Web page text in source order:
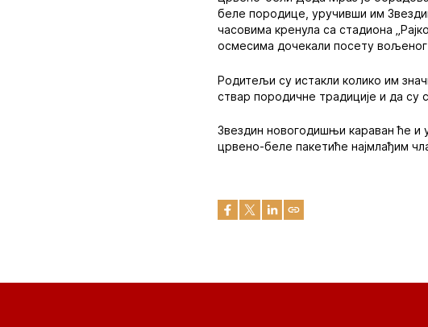
беле породице, уручивши им
часовима кренула са стадиона
осмесима дочекали посету вољеног
Родитељи су истакли колико им
ствар породичне традиције и да
Звездин новогодишњи караван ће и
црвено-беле пакетиће најмлађим